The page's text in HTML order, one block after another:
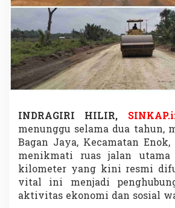
i
l
i
k
i
J
a
l
a
U
t
a
m
a
3
2
,
7
INDRAGIRI HILIR,
menunggu selama dua tahun,
Bagan Jaya, Kecamatan
menikmati ruas jalan utama
kilometer yang kini resmi
vital ini menjadi
aktivitas ekonomi dan sosial